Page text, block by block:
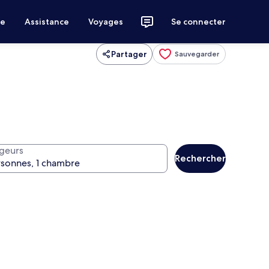
Assistance Voyages Se connecter
Partager Sauvegarder
Rechercher